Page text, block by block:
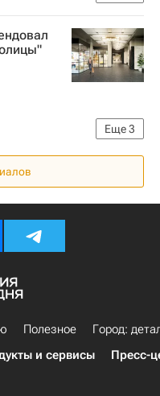
Министерство потребительского рынка Подмосковья
Еще3
Аренда
Полезное
Город:
и сервисы Пресс-